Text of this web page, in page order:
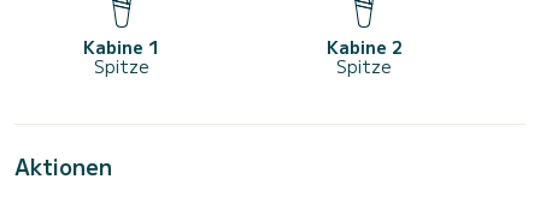
Kabine 1
Spitze
Kabine 2
Spitze
Aktionen